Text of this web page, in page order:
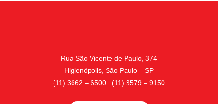
Rua São Vicente de Paulo, 374
Higienópolis, São Paulo – SP
(11) 3662 – 6500 | (11) 3579 – 9150